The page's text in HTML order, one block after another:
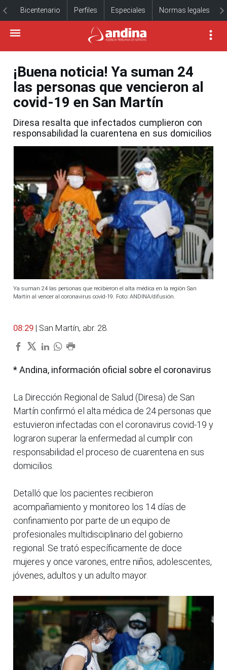
Bicentenario Perfiles Especiales Normas legales
¡Buena noticia! Ya suman 24
las personas que vencieron al
covid-19 en San Martín
Diresa resalta que infectados cumplieron con
responsabilidad la cuarentena en sus domicilios
Ya suman 24 las personas que recibieron el alta médica en la región San
Martín al vencer al coronavirus covid-19. Foto: ANDINA/difusión.
08:29 | San Martín, abr. 28.
* Andina, información oficial sobre el coronavirus
La Dirección Regional de Salud (Diresa) de San
Martín confirmó el alta médica de 24 personas que
estuvieron infectadas con el coronavirus covid-19 y
lograron superar la enfermedad al cumplir con
responsabilidad el proceso de cuarentena en sus
domicilios.
Detalló que los pacientes recibieron
acompañamiento y monitoreo los 14 días de
confinamiento por parte de un equipo de
profesionales multidisciplinario del gobierno
regional. Se trató específicamente de doce
mujeres y once varones, entre niños, adolescentes,
jóvenes, adultos y un adulto mayor.